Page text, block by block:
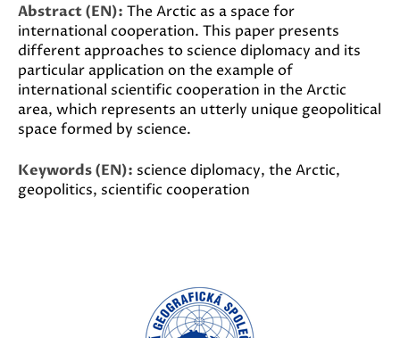
Abstract (EN): The Arctic as a space for
international cooperation. This paper presents
different approaches to science diplomacy and its
particular application on the example of
international scientific cooperation in the Arctic
area, which represents an utterly unique geopolitical
space formed by science.
Keywords (EN): science diplomacy, the Arctic,
geopolitics, scientific cooperation